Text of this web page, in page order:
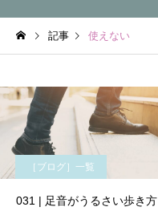
記事 使えない
［ブログ］一覧
031 | 足音がうるさい歩き方